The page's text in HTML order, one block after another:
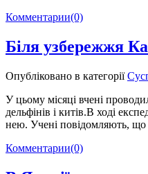
Комментарии(0)
Біля узбережжя
Опубліковано в категорії
У цьому місяці вчені
дельфінів і китів.В ході
нею. Учені повідомляють,
Комментарии(0)